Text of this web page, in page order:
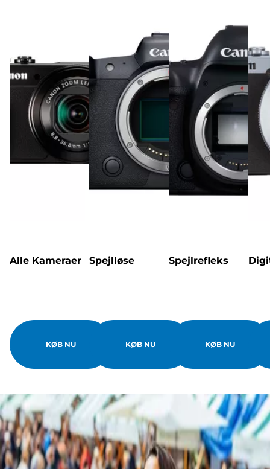
Alle Kameraer
KØB NU
Spejlløse
KØB NU
Spejlrefleks
KØB NU